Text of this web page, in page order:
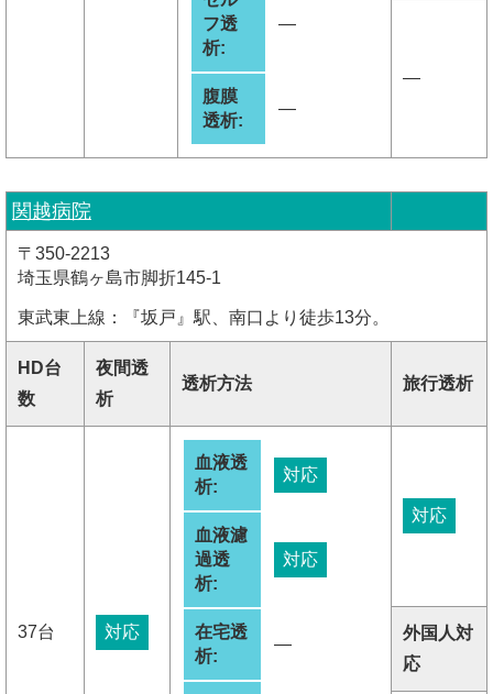
フ透
析:
―
腹膜
透析:
―
―
関越病院
〒350-2213
埼玉県鶴ヶ島市脚折145-1
東武東上線：『坂戸』駅、南口より徒歩13分。
HD台
数
夜間透
析
透析方法 旅行透析
37台 対応
血液透
析:
対応
血液濾
過透
析:
対応
在宅透
析:
―
対応
外国人対
応